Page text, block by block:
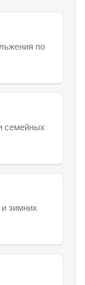
по
семейных
зимних